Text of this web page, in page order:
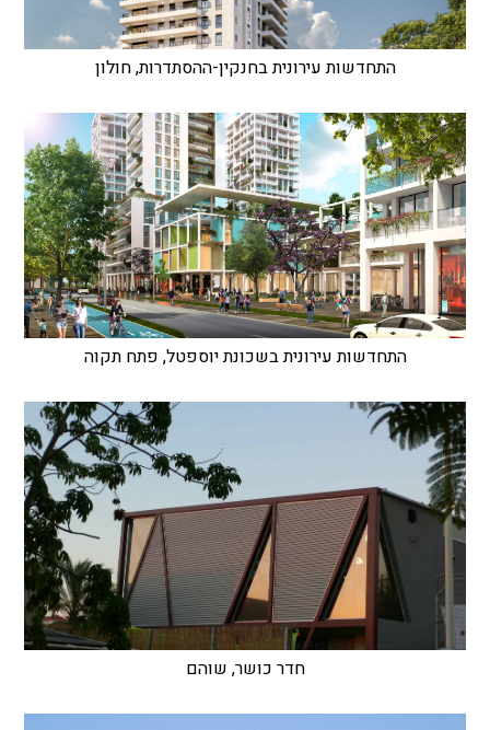
התחדשות עירונית בחנקין-ההסתדרות, חולון
התחדשות עירונית בשכונת יוספטל, פתח תקוה
חדר כושר, שוהם